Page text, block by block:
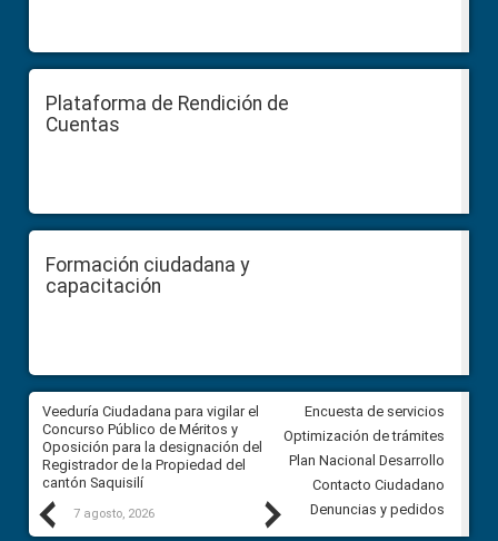
Plataforma de Rendición de
Cuentas
Formación ciudadana y
capacitación
Previous
Veeduría Ciudadana para vigilar el
Concurso Público de Méritos y
Oposición para la designación del
Registrador de la Propiedad del
cantón Saquisilí
7 agosto, 2026
Veeduría Ciudadana para
construcción del asfaltado de
Ballenita del cantón Santa
7 agosto, 2026
Next
Encuesta de servicios
Optimización de trámites
Plan Nacional Desarrollo
Contacto Ciudadano
Denuncias y pedidos